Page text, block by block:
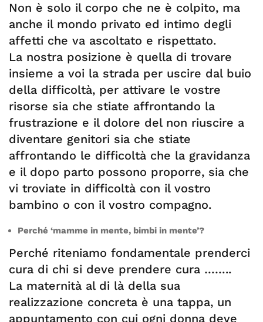
Non è solo il corpo che ne è colpito, ma
anche il mondo privato ed intimo degli
affetti che va ascoltato e rispettato.
La nostra posizione è quella di trovare
insieme a voi la strada per uscire dal buio
della difficoltà, per attivare le vostre
risorse sia che stiate affrontando la
frustrazione e il dolore del non riuscire a
diventare genitori sia che stiate
affrontando le difficoltà che la gravidanza
e il dopo parto possono proporre, sia che
vi troviate in difficoltà con il vostro
bambino o con il vostro compagno.
Perché ‘mamme in mente, bimbi in mente’?
Perché riteniamo fondamentale prenderci
cura di chi si deve prendere cura ……..
La maternità al di là della sua
realizzazione concreta è una tappa, un
appuntamento con cui ogni donna deve